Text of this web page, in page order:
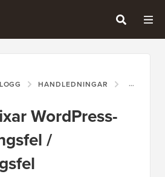
HANDLEDNINGAR HUR
WordPress-
/